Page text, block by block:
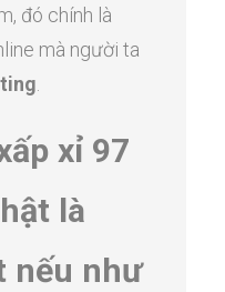
đó chính là
mà người ta
xỉ 97
là
nếu như